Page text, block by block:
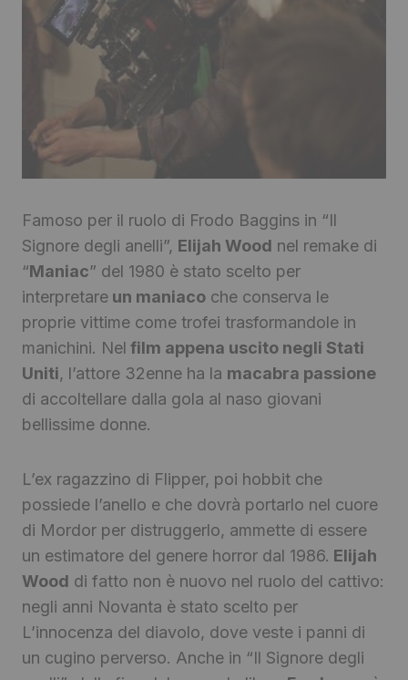
Famoso per il ruolo di Frodo Baggins in “Il
Signore degli anelli”, Elijah Wood nel remake di
“Maniac” del 1980 è stato scelto per
interpretare un maniaco che conserva le
proprie vittime come trofei trasformandole in
manichini. Nel film appena uscito negli Stati
Uniti, l’attore 32enne ha la macabra passione
di accoltellare dalla gola al naso giovani
bellissime donne.
L’ex ragazzino di Flipper, poi hobbit che
possiede l’anello e che dovrà portarlo nel cuore
di Mordor per distruggerlo, ammette di essere
un estimatore del genere horror dal 1986. Elijah
Wood di fatto non è nuovo nel ruolo del cattivo:
negli anni Novanta è stato scelto per
L’innocenza del diavolo, dove veste i panni di
un cugino perverso. Anche in “Il Signore degli